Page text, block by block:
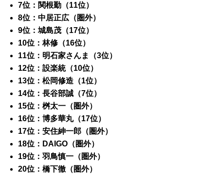
7位：関根勤（11位）
8位：中居正広（圏外）
9位：城島茂（17位）
10位：林修（16位）
11位：明石家さんま（3位）
12位：設楽統（10位）
13位：松岡修造（1位）
14位：長谷部誠（7位）
15位：桝太一（圏外）
16位：博多華丸（17位）
17位：安住紳一郎（圏外）
18位：DAIGO（圏外）
19位：羽鳥慎一（圏外）
20位：橋下徹（圏外）